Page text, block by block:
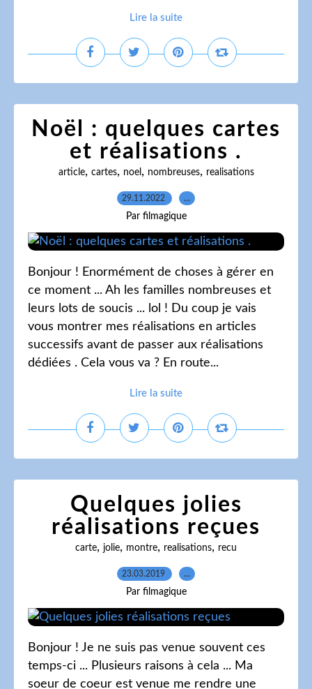
Lire la suite
Noël : quelques cartes
et réalisations .
article, cartes, noel, nombreuses, realisations
29.11.2022 …
Par filmagique
Bonjour ! Enormément de choses à gérer en
ce moment ... Ah les familles nombreuses et
leurs lots de soucis ... lol ! Du coup je vais
vous montrer mes réalisations en articles
successifs avant de passer aux réalisations
dédiées . Cela vous va ? En route...
Lire la suite
Quelques jolies
réalisations reçues
carte, jolie, montre, realisations, recu
23.03.2019 …
Par filmagique
Bonjour ! Je ne suis pas venue souvent ces
temps-ci ... Plusieurs raisons à cela ... Ma
soeur de coeur est venue me rendre une